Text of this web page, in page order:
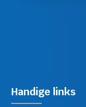
Handige links